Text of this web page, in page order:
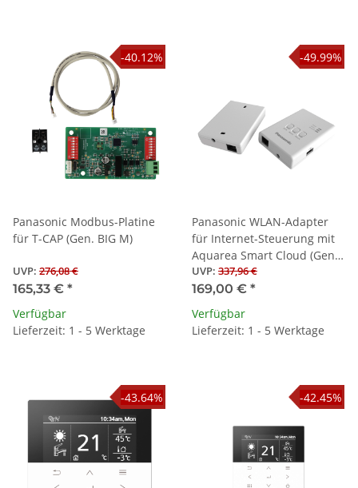
-40.12%
Panasonic Modbus-Platine
für T-CAP (Gen. BIG M)
UVP: 276,08 €
165,33 € *
Verfügbar
Lieferzeit: 1 - 5 Werktage
-49.99%
Panasonic WLAN-Adapter
für Internet-Steuerung mit
Aquarea Smart Cloud (Gen.
H/J/K)
UVP: 337,96 €
169,00 € *
Verfügbar
Lieferzeit: 1 - 5 Werktage
-43.64% -42.45%